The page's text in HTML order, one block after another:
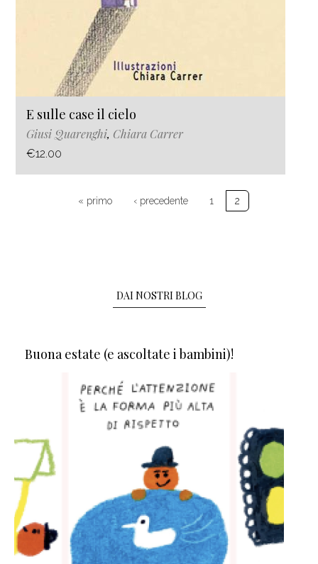
E sulle case il cielo
Giusi Quarenghi, Chiara Carrer
€12.00
« primoPrima pagina
‹ precedentePagina precedente
1 2
DAI NOSTRI BLOG
Buona estate (e ascoltate i bambini)!